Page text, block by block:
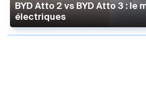
BYD Atto 2 vs BYD Atto 3 : le
électriques